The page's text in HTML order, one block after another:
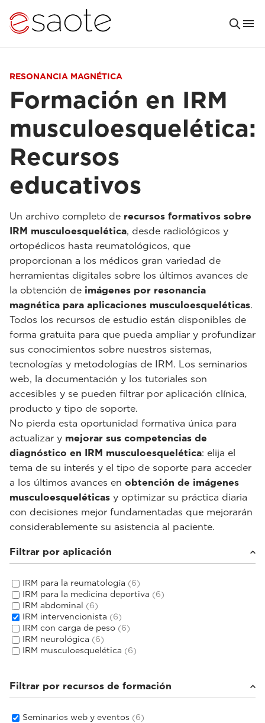
RESONANCIA MAGNÉTICA
Formación en IRM
musculoesquelética:
Recursos
educativos
Un archivo completo de recursos formativos sobre
IRM musculoesquelética, desde radiológicos y
ortopédicos hasta reumatológicos, que
proporcionan a los médicos gran variedad de
herramientas digitales sobre los últimos avances de
la obtención de imágenes por resonancia
magnética para aplicaciones musculoesqueléticas.
Todos los recursos de estudio están disponibles de
forma gratuita para que pueda ampliar y profundizar
sus conocimientos sobre nuestros sistemas,
tecnologías y metodologías de IRM. Los seminarios
web, la documentación y los tutoriales son
accesibles y se pueden filtrar por aplicación clínica,
producto y tipo de soporte.
No pierda esta oportunidad formativa única para
actualizar y mejorar sus competencias de
diagnóstico en IRM musculoesquelética: elija el
tema de su interés y el tipo de soporte para acceder
a los últimos avances en obtención de imágenes
musculoesqueléticas y optimizar su práctica diaria
con decisiones mejor fundamentadas que mejorarán
considerablemente su asistencia al paciente.
Filtrar por aplicación
IRM para la reumatología (6)
IRM para la medicina deportiva (6)
IRM abdominal (6)
IRM intervencionista (6)
IRM con carga de peso (6)
IRM neurológica (6)
IRM musculoesquelética (6)
Filtrar por recursos de formación
Seminarios web y eventos (6)